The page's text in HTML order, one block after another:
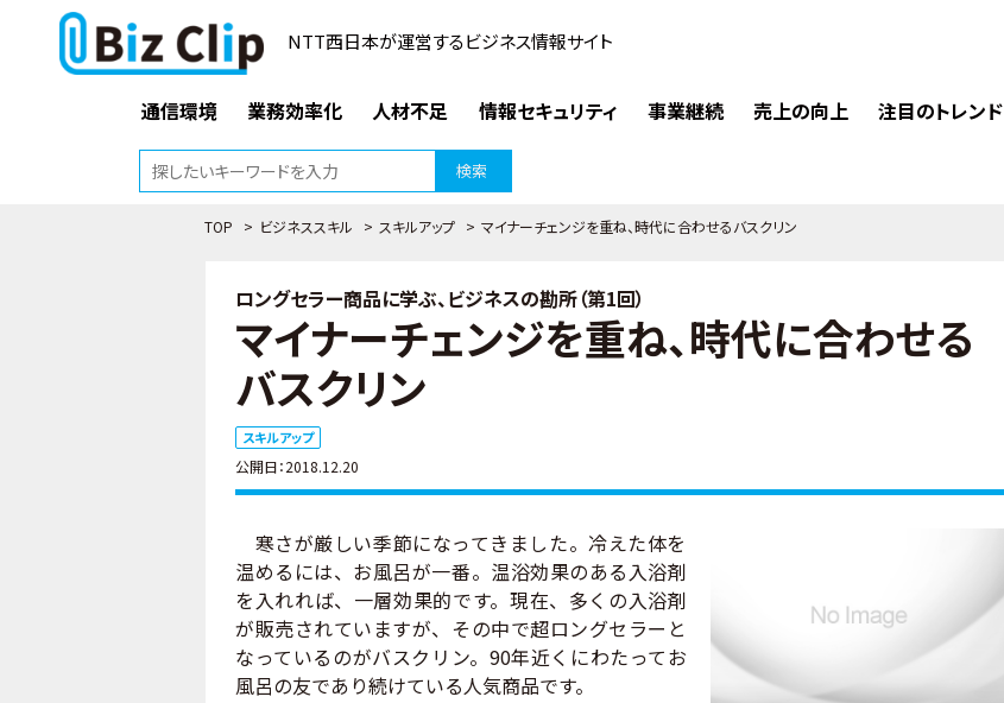
NTT西日本が運営するビジネス情報サイト
通信環境 業務効率化 人材不足 情報セキュリティ 事業継続 売上の向上 注目のトレンド
検索
TOP > ビジネススキル > スキルアップ > マイナーチェンジを重ね、時代に合わせるバスクリン
ロングセラー商品に学ぶ、ビジネスの勘所（第1回）
マイナーチェンジを重ね、時代に合わせる
バスクリン
スキルアップ
公開日：2018.12.20
寒さが厳しい季節になってきました。冷えた体を
温めるには、お風呂が一番。温浴効果のある入浴剤
を入れれば、一層効果的です。現在、多くの入浴剤
が販売されていますが、その中で超ロングセラーと
なっているのがバスクリン。90年近くにわたってお
風呂の友であり続けている人気商品です。